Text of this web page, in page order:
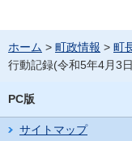
ホーム > 町政情報 > 町
行動記録(令和5年4月3
PC版
サイトマップ